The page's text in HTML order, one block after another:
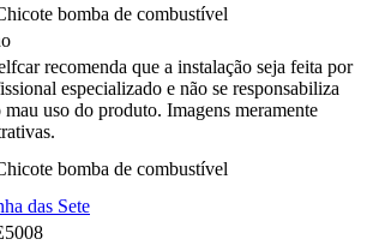
bomba de combustível
recomenda que a instalação seja feita por
especializado e não se responsabiliza
mau uso do produto. Imagens meramente
bomba de combustível
das Sete